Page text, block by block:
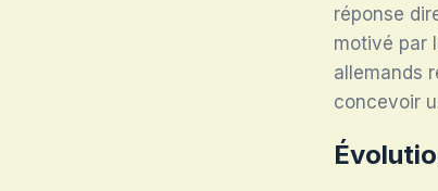
réponse
motivé par
allemands
concevoir